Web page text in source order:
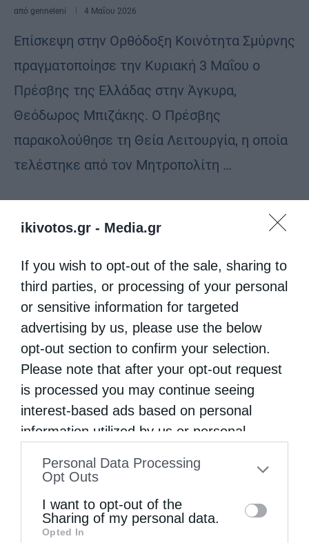
ikivotos.gr - Media.gr
If you wish to opt-out of the sale, sharing to
third parties, or processing of your personal
or sensitive information for targeted
advertising by us, please use the below
opt-out section to confirm your selection.
Please note that after your opt-out request
is processed you may continue seeing
interest-based ads based on personal
information utilized by us or personal
to your opt-out. You may separately opt-out
information by third parties on the IAB’s list
of downstream participants. This
Personal Data Processing
Opt Outs
I want to opt-out of the
Sharing of my personal data.
Opted In
από genneleni 4 Μαΐου 2026
Επίσκεψη στην Ορθόδοξη Κοινότητα Σμύρνης
πραγματοποίησε την Κυριακή 3 Μαΐου ο
Πρέσβης της Ελλάδας στην Άγκυρα,
Θεόδωρος Μπιζάκης. Ο Πρέσβης
παρακολούθησε τη Θεία Λειτουργία, η οποία
τελέστηκε από τον Μητροπολίτη …